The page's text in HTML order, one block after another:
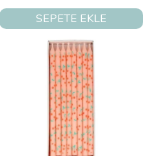
SEPETE EKLE